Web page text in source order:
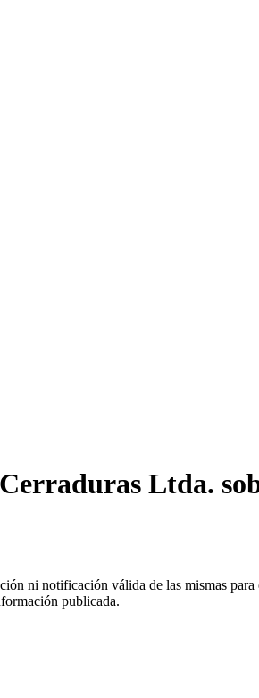
Ltda.
ni notificación válida de las mismas
publicada.